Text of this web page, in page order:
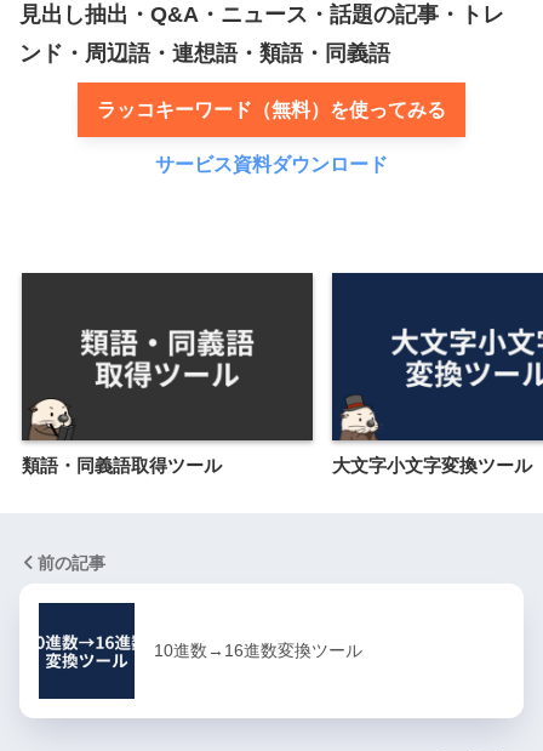
見出し抽出・Q&A・ニュース・話題の記事・トレ
ンド・周辺語・連想語・類語・同義語
ラッコキーワード（無料）を使ってみる
サービス資料ダウンロード
類語・同義語取得ツール 大文字小文字変換ツール
前の記事
10進数→16進数変換ツール